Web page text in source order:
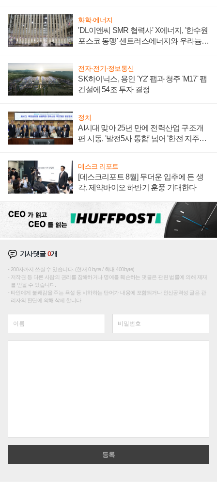
화학·에너지
'DL이앤씨 SMR 협력사' X에너지, '한수원
포스코 동맹' 센트러스에너지와 우라늄
전자·전기·정보통신
SK하이닉스, 용인 'Y2' 팹과 청주 'M17' 팹
건설에 54조 투자 결정
정치
AI시대 맞아 25년 만에 전력산업 구조개
편 시동, '발전5사 통합' 넘어 '한전 지주사'
데스크 리포트
[데스크리포트 8월] 무더운 입추에 든 생
각, 제약바이오 하반기 훈풍 기대한다
기사댓글0개
200자까지 쓰실 수 있습니다. (현재 0 byte / 최대 400byte)
저작권 등 다른 사람의 권리를 침해하거나 명예를 훼손하는 댓글은 관련 법률에 의해 제재
를 받을 수 있습니다.
타인에게 불쾌감을 주는 욕설 등 비하하는 단어가 내용에 포함되거나 인신공격성 글은 관
리자의 판단에 의해 삭제 합니다.